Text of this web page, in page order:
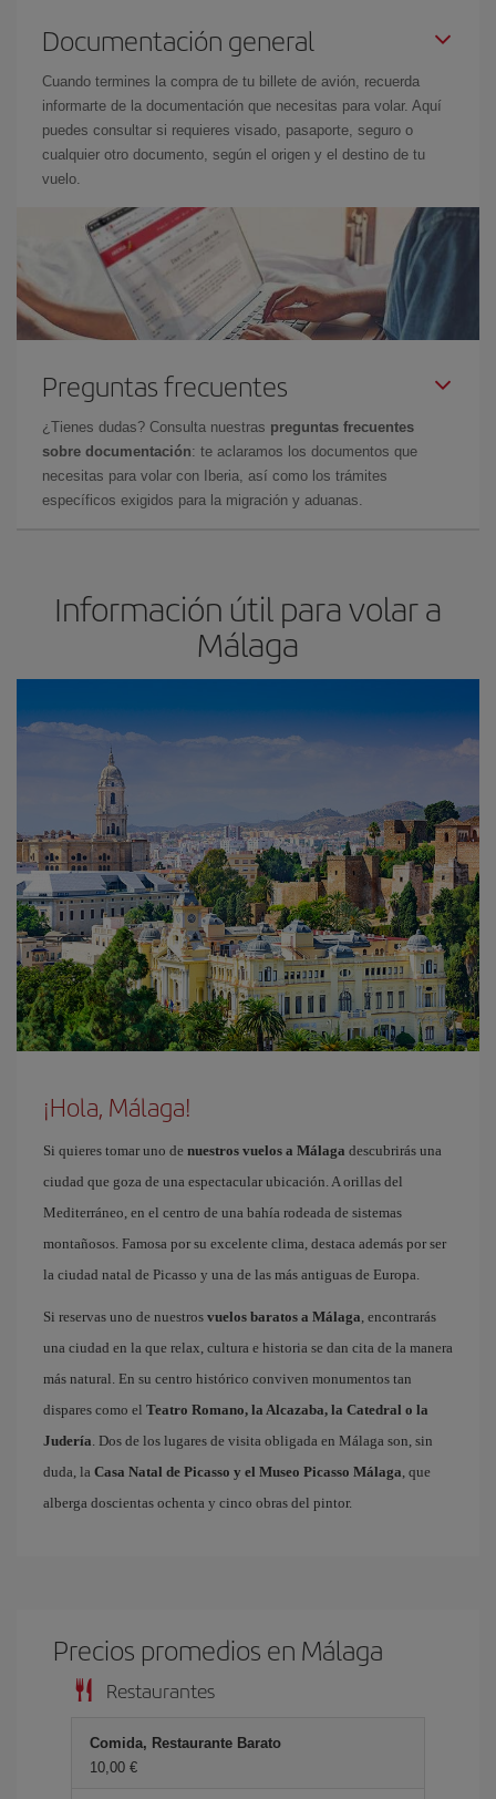
Documentación general
Cuando termines la compra de tu billete de avión, recuerda
informarte de la documentación que necesitas para volar. Aquí
puedes consultar si requieres visado, pasaporte, seguro o
cualquier otro documento, según el origen y el destino de tu
vuelo.
Preguntas frecuentes
¿Tienes dudas? Consulta nuestras preguntas frecuentes
sobre documentación: te aclaramos los documentos que
necesitas para volar con Iberia, así como los trámites
específicos exigidos para la migración y aduanas.
Información útil para volar a
Málaga
¡Hola, Málaga!
Si quieres tomar uno de nuestros vuelos a Málaga descubrirás una
ciudad que goza de una espectacular ubicación. A orillas del
Mediterráneo, en el centro de una bahía rodeada de sistemas
montañosos. Famosa por su excelente clima, destaca además por ser
la ciudad natal de Picasso y una de las más antiguas de Europa.
Si reservas uno de nuestros vuelos baratos a Málaga , encontrarás
una ciudad en la que relax, cultura e historia se dan cita de la manera
más natural. En su centro histórico conviven monumentos tan
dispares como el Teatro Romano, la Alcazaba, la Catedral o la
Judería . Dos de los lugares de visita obligada en Málaga son, sin
duda, la Casa Natal de Picasso y el Museo Picasso Málaga , que
alberga doscientas ochenta y cinco obras del pintor.
Precios promedios en Málaga
Restaurantes
Comida, Restaurante Barato
10,00 €